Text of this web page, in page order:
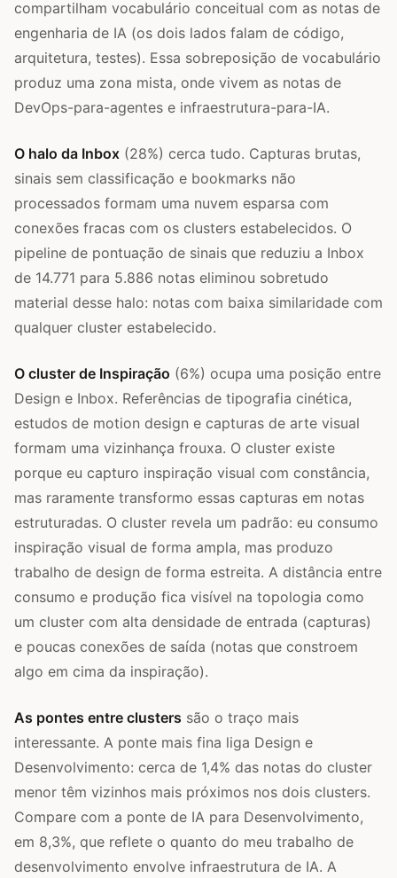
compartilham vocabulário conceitual com as notas de
engenharia de IA (os dois lados falam de código,
arquitetura, testes). Essa sobreposição de vocabulário
produz uma zona mista, onde vivem as notas de
DevOps-para-agentes e infraestrutura-para-IA.
O halo da Inbox (28%) cerca tudo. Capturas brutas,
sinais sem classificação e bookmarks não
processados formam uma nuvem esparsa com
conexões fracas com os clusters estabelecidos. O
pipeline de pontuação de sinais que reduziu a Inbox
de 14.771 para 5.886 notas eliminou sobretudo
material desse halo: notas com baixa similaridade com
qualquer cluster estabelecido.
O cluster de Inspiração (6%) ocupa uma posição entre
Design e Inbox. Referências de tipografia cinética,
estudos de motion design e capturas de arte visual
formam uma vizinhança frouxa. O cluster existe
porque eu capturo inspiração visual com constância,
mas raramente transformo essas capturas em notas
estruturadas. O cluster revela um padrão: eu consumo
inspiração visual de forma ampla, mas produzo
trabalho de design de forma estreita. A distância entre
consumo e produção fica visível na topologia como
um cluster com alta densidade de entrada (capturas)
e poucas conexões de saída (notas que constroem
algo em cima da inspiração).
As pontes entre clusters são o traço mais
interessante. A ponte mais fina liga Design e
Desenvolvimento: cerca de 1,4% das notas do cluster
menor têm vizinhos mais próximos nos dois clusters.
Compare com a ponte de IA para Desenvolvimento,
em 8,3%, que reflete o quanto do meu trabalho de
desenvolvimento envolve infraestrutura de IA. A